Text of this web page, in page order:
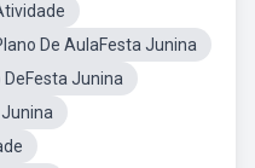
De AulaFesta Junina
Junina